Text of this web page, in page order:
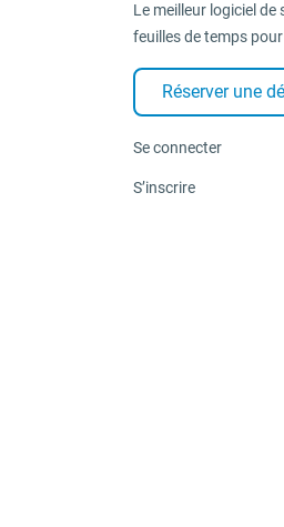
Le meilleur logiciel de
feuilles de temps
Réserver une
Se connecter
S’inscrire